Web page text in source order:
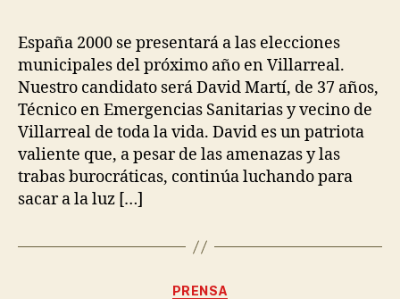
España 2000 se presentará a las elecciones
municipales del próximo año en Villarreal.
Nuestro candidato será David Martí, de 37 años,
Técnico en Emergencias Sanitarias y vecino de
Villarreal de toda la vida. David es un patriota
valiente que, a pesar de las amenazas y las
trabas burocráticas, continúa luchando para
sacar a la luz […]
PRENSA